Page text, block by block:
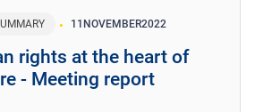
11NOVEMBER2022
rights at the heart of
- Meeting report